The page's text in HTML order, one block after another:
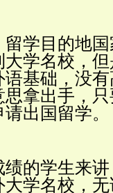
学目的地
学名校，
基础，没
拿出手，
出国留学。
的学生来
学名校，